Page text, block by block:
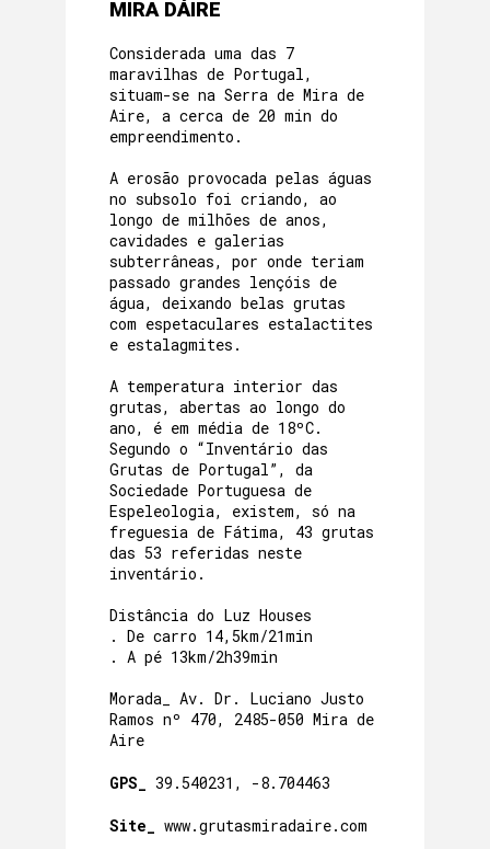
MIRA DÁIRE
Considerada uma das 7
maravilhas de Portugal,
situam-se na Serra de Mira de
Aire, a cerca de 20 min do
empreendimento.
A erosão provocada pelas águas
no subsolo foi criando, ao
longo de milhões de anos,
cavidades e galerias
subterrâneas, por onde teriam
passado grandes lençóis de
água, deixando belas grutas
com espetaculares estalactites
e estalagmites.
A temperatura interior das
grutas, abertas ao longo do
ano, é em média de 18ºC.
Segundo o “Inventário das
Grutas de Portugal”, da
Sociedade Portuguesa de
Espeleologia, existem, só na
freguesia de Fátima, 43 grutas
das 53 referidas neste
inventário.
Distância do Luz Houses
. De carro 14,5km/21min
. A pé 13km/2h39min
Morada_ Av. Dr. Luciano Justo
Ramos nº 470, 2485-050 Mira de
Aire
GPS_ 39.540231, -8.704463
Site_ www.grutasmiradaire.com